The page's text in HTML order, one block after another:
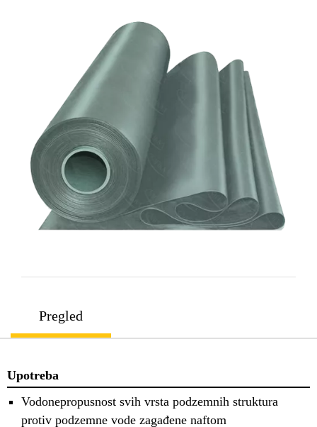
Pregled
Upotreba
Vodonepropusnost svih vrsta podzemnih struktura
protiv podzemne vode zagađene naftom